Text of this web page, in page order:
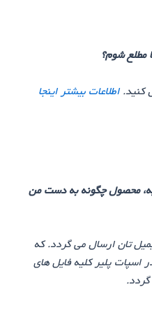
مطلع شوم؟
کنید. اطلاعات بیشتر اینجا
محصول چگونه به دست من
تان ارسال می گردد. که
پلیر کلیه فایل های